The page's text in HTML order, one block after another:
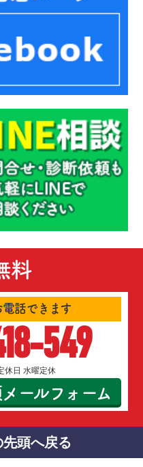
料
話できます
549
休日 水曜定休
メールフォーム
頭へ戻る